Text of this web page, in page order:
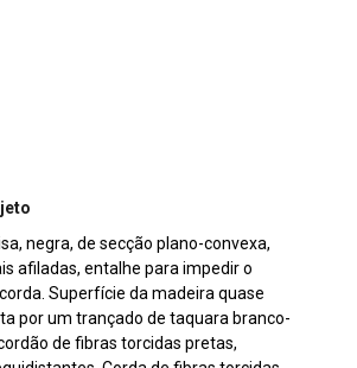
negra, de secção plano-convexa,
afiladas, entalhe para impedir o
Superfície da madeira quase
por um trançado de taquara branco-
de fibras torcidas pretas,